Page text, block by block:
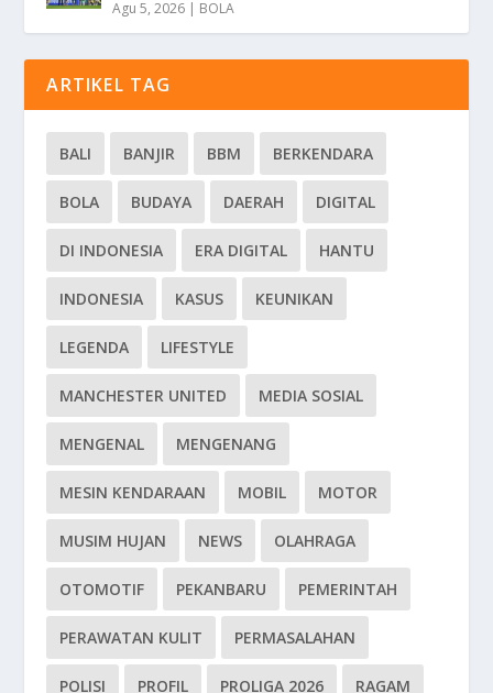
Agu 5, 2026 | BOLA
ARTIKEL TAG
BALI BANJIR BBM BERKENDARA
BOLA BUDAYA DAERAH DIGITAL
DI INDONESIA ERA DIGITAL HANTU
INDONESIA KASUS KEUNIKAN
LEGENDA LIFESTYLE
MANCHESTER UNITED MEDIA SOSIAL
MENGENAL MENGENANG
MESIN KENDARAAN MOBIL MOTOR
MUSIM HUJAN NEWS OLAHRAGA
OTOMOTIF PEKANBARU PEMERINTAH
PERAWATAN KULIT PERMASALAHAN
POLISI PROFIL PROLIGA 2026 RAGAM